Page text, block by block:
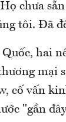
chưa
tôi. Đã
Quốc, hai
mại
cố vấn
"gần